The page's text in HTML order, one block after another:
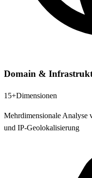
Domain &
15+Dimensionen
Mehrdimensionale Analyse
und IP-Geolokalisierung